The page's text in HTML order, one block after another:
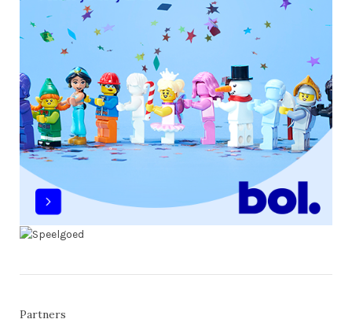
Partners